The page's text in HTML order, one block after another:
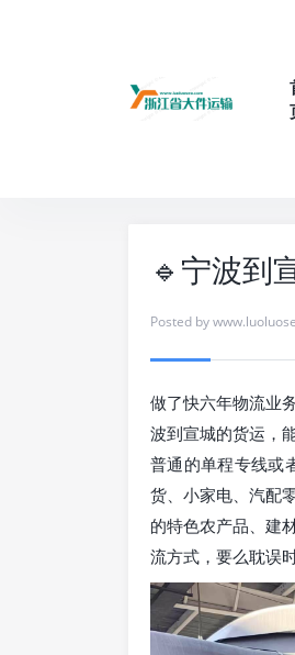
🔹宁波到
Posted by
做了快六年物流业
波到宣城的货运，
普通的单程专线或
货、小家电、汽配
的特色农产品、建
流方式，要么耽误